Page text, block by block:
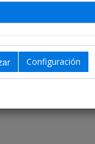
Configuración
Crovari
de Esófago-Gastro y
de Cirugía